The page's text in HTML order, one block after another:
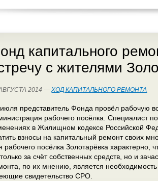
капитального
с жителями
2014 —ХОД КАПИТАЛЬНОГО РЕМОНТА
представитель Фонда провёл рабочую
рабочего посёлка. Специалист
в Жилищном кодексе Российской
взносы на капитальный ремонт своих
рабочего посёлка Золотарёвка
за счёт собственных средств, но и
по их мнению, является
свидетельство СРО.